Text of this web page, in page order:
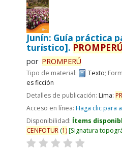
Junín: Guía práctica
turístico]. PROMPERÚ
por PROMPERÚ
Tipo de material: Texto;
es ficción
Detalles de publicación: Lima:
Acceso en línea: Haga clic para
Disponibilidad: Ítems
CENFOTUR(1) Signatura